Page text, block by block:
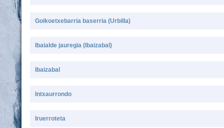
Goikoetxebarria baserria (Urbilla)
Ibaialde jauregia (Ibaizabal)
Ibaizabal
Intxaurrondo
Iruerroteta